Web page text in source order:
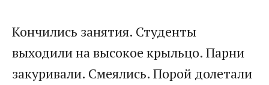
Кончились занятия. Студенты
выходили на высокое крыльцо. Парни
закуривали. Смеялись. Порой долетали